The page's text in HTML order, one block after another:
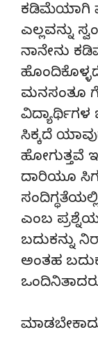
ಕಡಿಮೆಯಾಗಿ
ಎಲ್ಲವನ್ನು
ನಾನೇನು
ಮನಸಂತೂ
ಸಿಕ್ಕದೆ
ಹೋಗುತ್ತವೆ
ದಾರಿಯೂ
ಎಂಬ
ಬದುಕನ್ನು
ಅಂತಹ